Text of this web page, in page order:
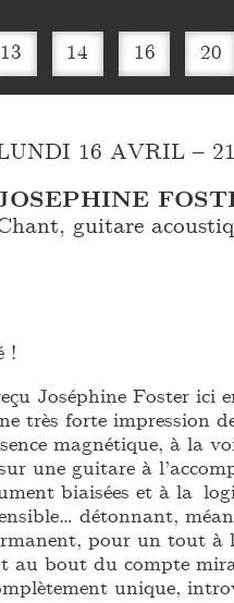
13 14 16 20
16 AVRIL –
guitare
!
Joséphine Foster ici
très forte impression
magnétique, à la
une guitare à
biaisées et à la
détonnant,
pour un tout à
au bout du compte
unique,